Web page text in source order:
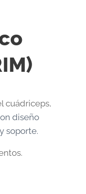
cuádriceps,
diseño
soporte.